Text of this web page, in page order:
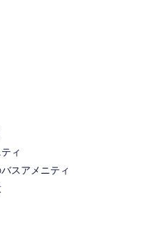
ィ
スアメニティ